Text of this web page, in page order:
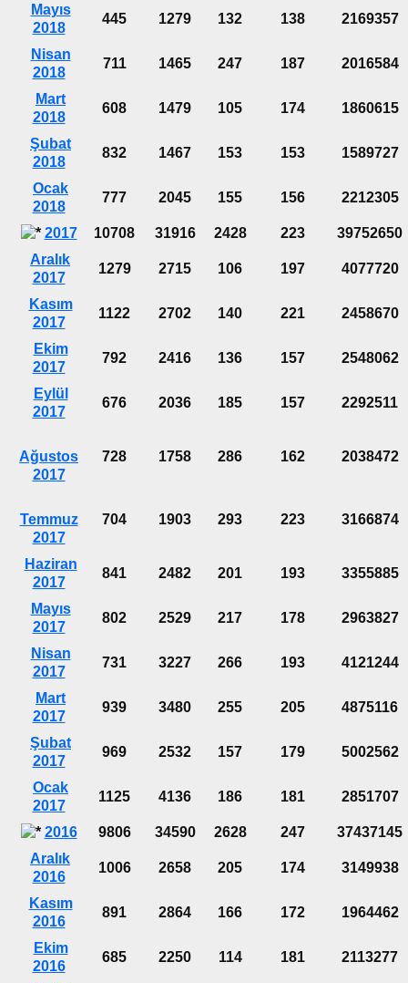
Mayıs
2018
445 1279 132 138 2169357
Nisan
2018
711 1465 247 187 2016584
Mart
2018
608 1479 105 174 1860615
Şubat
2018
832 1467 153 153 1589727
Ocak
2018
777 2045 155 156 2212305
2017 10708 31916 2428 223
39752650
Aralık
2017
1279 2715 106 197 4077720
Kasım
2017
1122 2702 140 221 2458670
Ekim
2017
792 2416 136 157 2548062
Eylül
2017
676 2036 185 157 2292511
Ağustos
2017
728 1758 286 162 2038472
Temmuz
2017
704 1903 293 223 3166874
Haziran
2017
841 2482 201 193 3355885
Mayıs
2017
802 2529 217 178 2963827
Nisan
2017
731 3227 266 193 4121244
Mart
2017
939 3480 255 205 4875116
Şubat
2017
969 2532 157 179 5002562
Ocak
2017
1125 4136 186 181 2851707
2016 9806 34590 2628 247
37437145
Aralık
2016
1006 2658 205 174 3149938
Kasım
2016
891 2864 166 172 1964462
Ekim
2016
685 2250 114 181 2113277